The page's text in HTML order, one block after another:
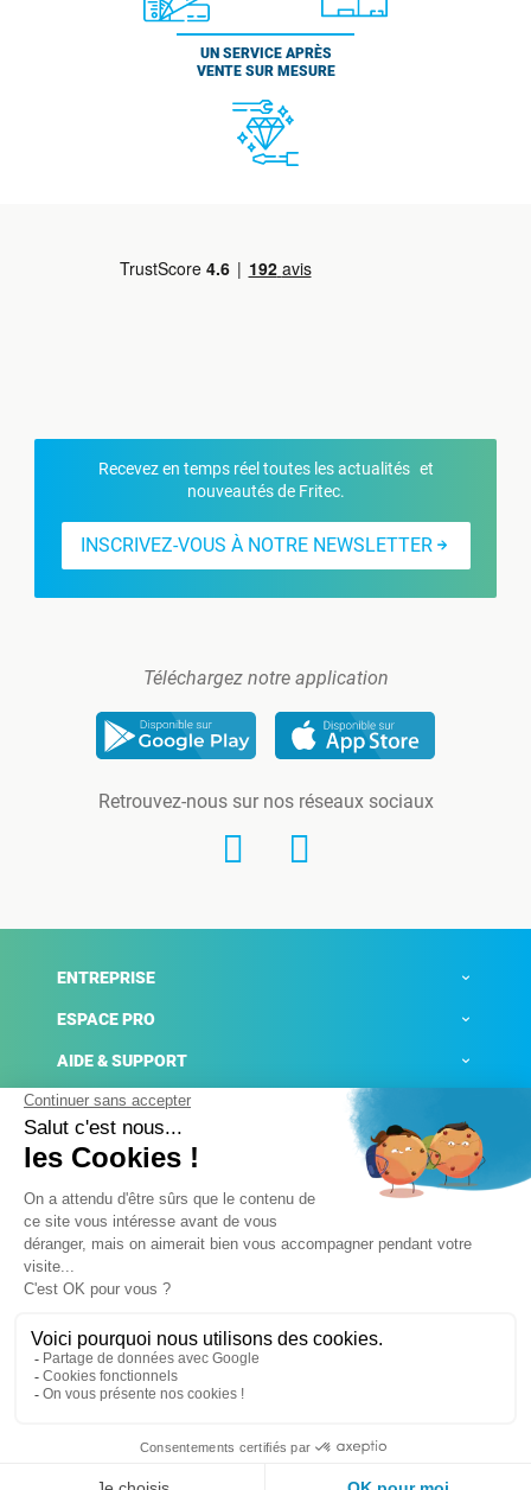
UN SERVICE APRÈS
VENTE SUR MESURE
Recevez en temps réel toutes les actualités et
nouveautés de Fritec.
INSCRIVEZ-VOUS À NOTRE NEWSLETTER
Téléchargez notre application
Retrouvez-nous sur nos réseaux sociaux
ENTREPRISE
ESPACE PRO
AIDE & SUPPORT
ACTUALITÉS
Mentions légales
Conditions générales de ventes
Plateforme de signalement